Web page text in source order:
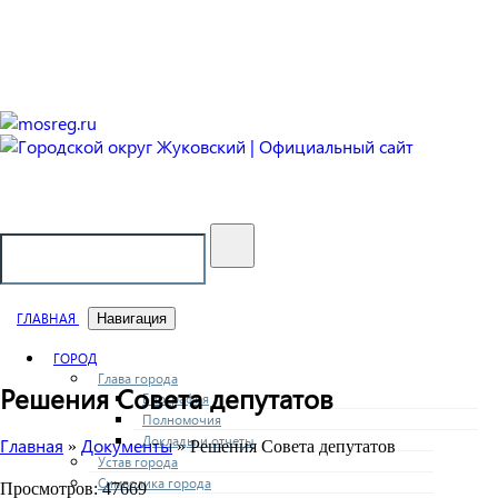
ГЛАВНАЯ Навигация
ГОРОД
Глава города
Биография
Полномочия
Доклады и отчеты
Устав города
Символика города
Решения Совета депутатов
Главная » Документы» Решения Совета депутатов
Просмотров: 47669